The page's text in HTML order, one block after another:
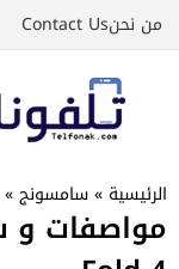
إلىمن نحنContact Us
الرئيسية »سامسونج»